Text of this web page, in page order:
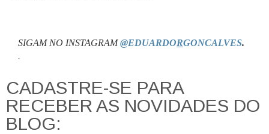
SIGAM NO INSTAGRAM@EDUARDORGONCALVES.
.
CADASTRE-SE PARA
RECEBER AS NOVIDADES DO
BLOG: